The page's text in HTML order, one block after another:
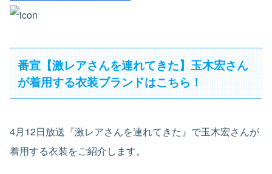
番宣【激レアさんを連れてきた】玉木宏さん
が着用する衣装ブランドはこちら！
4月12日放送『激レアさんを連れてきた』で玉木宏さんが
着用する衣装をご紹介します。